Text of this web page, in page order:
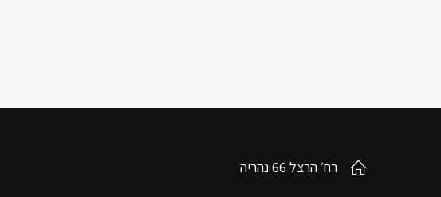
רח׳ הרצל 66 נהריה